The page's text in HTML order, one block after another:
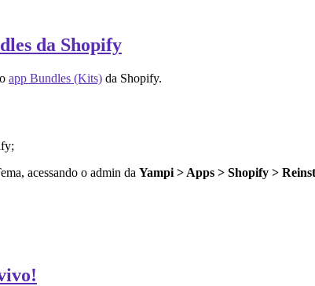
da Shopify
app Bundles (Kits) da Shopify.
acessando o admin da Yampi > Apps > Shopify >